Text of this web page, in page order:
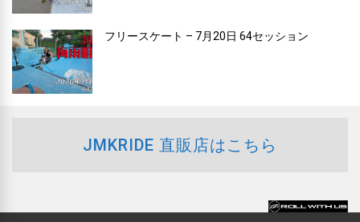
フリースケート – 7月20日 64セッション
JMKRIDE 直販店はこちら